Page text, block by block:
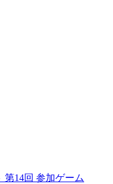
第14回 参加ゲーム